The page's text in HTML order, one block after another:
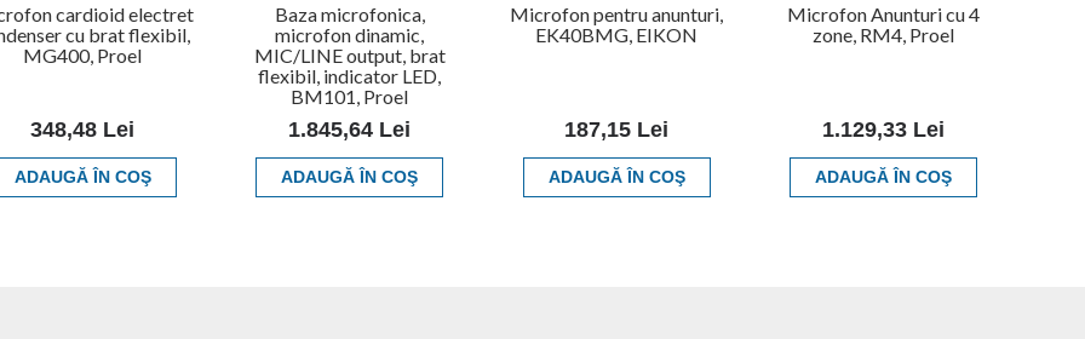
cardioid electret
cu brat flexibil,
MG400, Proel
348,48 Lei
ADAUGĂ ÎN COŞ
Baza microfonica,
microfon dinamic,
MIC/LINE output, brat
flexibil, indicator LED,
BM101, Proel
1.845,64 Lei
ADAUGĂ ÎN COŞ
Microfon pentru anunturi,
EK40BMG, EIKON
187,15 Lei
ADAUGĂ ÎN COŞ
Microfon Anunturi cu 4
zone, RM4, Proel
1.129,33 Lei
ADAUGĂ ÎN COŞ